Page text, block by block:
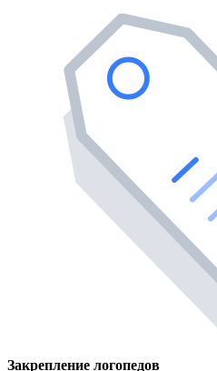
Закрепление логопедов